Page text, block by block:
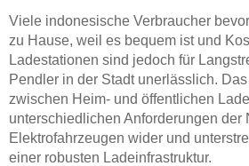
Viele indonesische Verbraucher
zu Hause, weil es bequem ist und
Ladestationen sind jedoch für
Pendler in der Stadt unerlässlich.
zwischen Heim- und öffentlichen
unterschiedlichen Anforderungen der
Elektrofahrzeugen wider und
einer robusten Ladeinfrastruktur.